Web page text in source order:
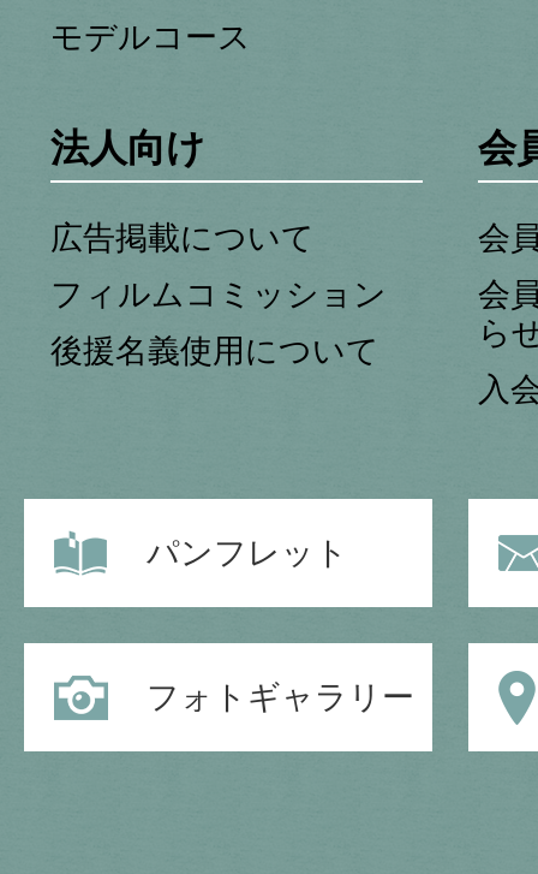
モデルコース
法人向け
広告掲載について
フィルムコミッション
後援名義使用について
会
会
会
ら
入
パンフレット
フォトギャラリー